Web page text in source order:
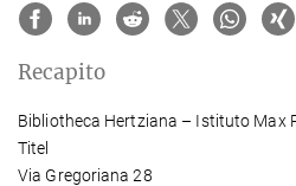
Recapito
Bibliotheca Hertziana – Istituto Max
Titel
Via Gregoriana 28